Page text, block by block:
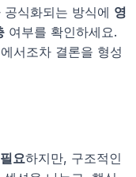
식화되는 방식에 영
여부를 확인하세요.
서조차 결론을 형성
요하지만, 구조적인